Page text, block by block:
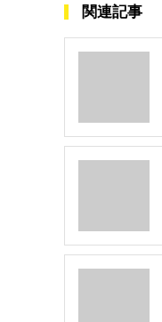
関連記事